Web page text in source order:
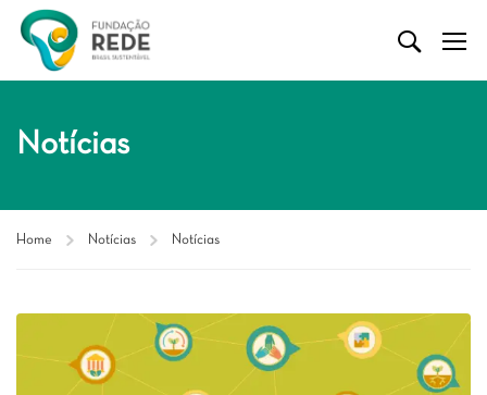
Notícias
Home Notícias Notícias